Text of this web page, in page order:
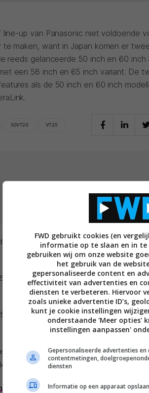
up van Panasonic niet voldoende
maken, want in Japan komen er
reeds gelanceerde 50 inch en 60 inch
een 58 inch en 65 inch variant. De
als de 50 inch en 60 inch
50VT20 VT25
en 65 inch modellen te koop zijn
54-inch TC-P54VT25: $2,999.95
65-inch TC-P65VT25: $4,299.95
wachten. Onze VT20 (In de VS
bestaan.
up
FWD gebruikt cookies (en
informatie op te slaan en in te
gebruiken wij om onze website
het gebruik van de
gepersonaliseerde content en
effectiviteit van advertenties en
diensten te verbeteren. Hiervoor
zoals unieke advertentie ID’s,
kunt je cookie instellingen
onderstaande 'Meer opties'
instellingen aanpassen'
Gepersonaliseerde advertenties
contentmetingen,
diensten
Informatie op een apparaat